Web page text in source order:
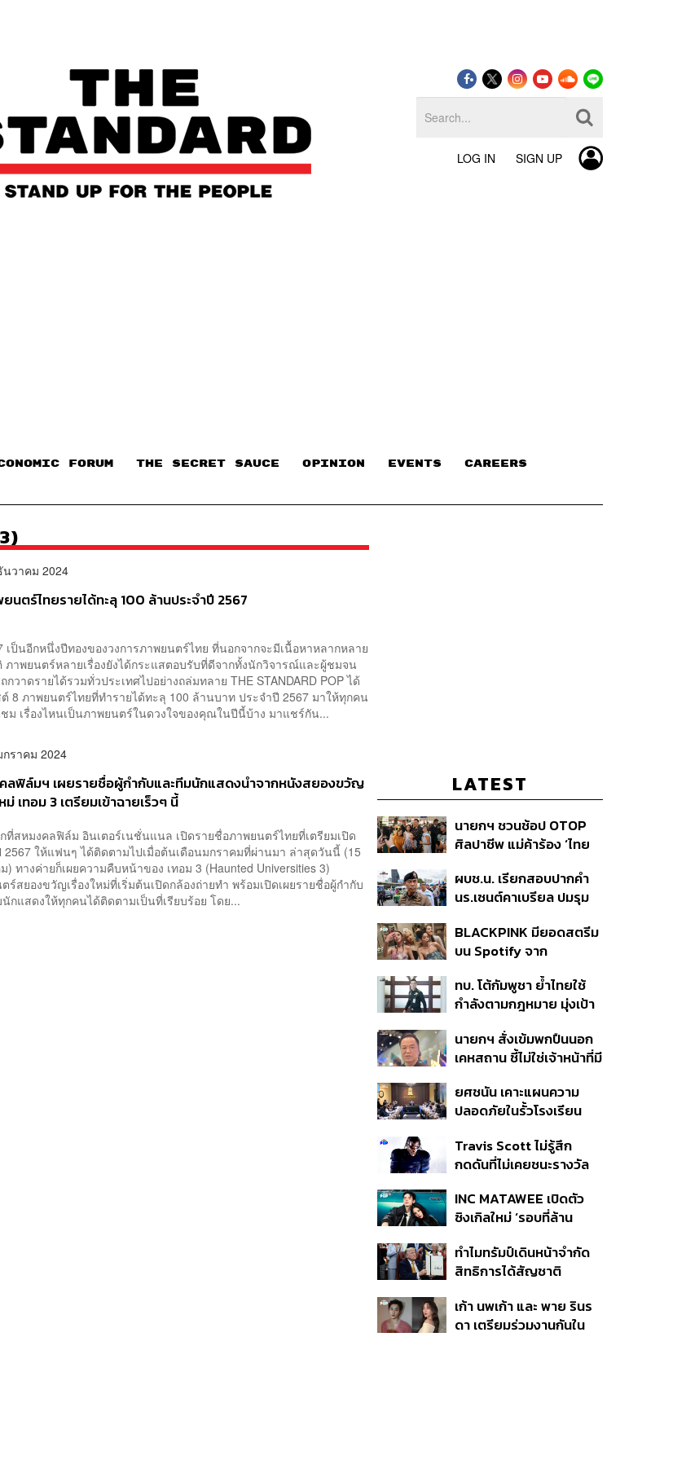
LOG IN SIGN UP
FORUM THE SECRET SAUCE​ OPINION EVENTS CAREERS
นวาคม 2024
นตร์ไทยรายได้ทะลุ 100 ล้านประจำปี 2567
เป็นอีกหนึ่งปีทองของวงการภาพยนตร์ไทย ที่นอกจากจะมีเนื้อหาหลากหลาย
ภาพยนตร์หลายเรื่องยังได้กระแสตอบรับที่ดีจากทั้งนักวิจารณ์และผู้ชมจน
กวาดรายได้รวมทั่วประเทศไปอย่างถล่มทลาย THE STANDARD POP ได้
8 ภาพยนตร์ไทยที่ทำรายได้ทะลุ 100 ล้านบาท ประจำปี 2567 มาให้ทุกคน
ม เรื่องไหนเป็นภาพยนตร์ในดวงใจของคุณในปีนี้บ้าง มาแชร์กัน...
กราคม 2024
ลฟิล์มฯ เผยรายชื่อผู้กำกับและทีมนักแสดงนำจากหนังสยองขวัญ
ม่ เทอม 3 เตรียมเข้าฉายเร็วๆ นี้
ที่สหมงคลฟิล์ม อินเตอร์เนชั่นแนล เปิดรายชื่อภาพยนตร์ไทยที่เตรียมเปิด
2567 ให้แฟนๆ ได้ติดตามไปเมื่อต้นเดือนมกราคมที่ผ่านมา ล่าสุดวันนี้ (15
) ทางค่ายก็เผยความคืบหน้าของ เทอม 3 (Haunted Universities 3)
ร์สยองขวัญเรื่องใหม่ที่เริ่มต้นเปิดกล้องถ่ายทำ พร้อมเปิดเผยรายชื่อผู้กำกับ
กแสดงให้ทุกคนได้ติดตามเป็นที่เรียบร้อย โดย...
LATEST
นายกฯ ชวนช้อป OTOP
ศิลปาชีพ แม่ค้าร้อง ‘ไทย
ถามมีต่อไหม นายกฯ ตอบ
‘เดี๋ยวจะพยายาม’
ผบช.น. เรียกสอบปากคำ
นร.เซนต์คาเบรียล ปมรุม
ดำเนินคดีแล้ว
BLACKPINK มียอดสตรีม
บน Spotify จาก
ครั้ง ตลอด 10 ปีที่ผ่านมา
ทบ. โต้กัมพูชา ย้ำไทยใช้
กำลังตามกฎหมาย มุ่งเป้า
หายไทยไม่อาจลบด้วย
ข้อมูลบิดเบือน
นายกฯ สั่งเข้มพกปืนนอก
เคหสถาน ชี้ไม่ใช่เจ้าหน้าที่มี
ก่อเหตุ เจ้าของร่วมรับผิด
ยศชนัน เคาะแผนความ
ปลอดภัยในรั้วโรงเรียน
ดูแล-คุมเข้มคัดกรองสิ่ง
ผิดกฎหมาย
Travis Scott ไม่รู้สึก
กดดันที่ไม่เคยชนะรางวัล
แล้ว 10 ครั้ง
INC MATAWEE เปิดตัว
ซิงเกิลใหม่ ‘รอบที่ล้าน
มาแสดงในมิวสิกวิดีโอ
ทำไมทรัมป์เดินหน้าจำกัด
สิทธิการได้สัญชาติ
แม้ศาลสูงสุดเคยตัดสิน
คัดค้าน
เก้า นพเก้า และ พาย รินร
ดา เตรียมร่วมงานกันใน